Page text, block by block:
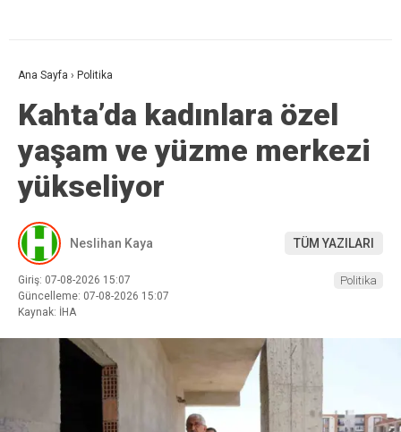
Ana Sayfa › Politika
Kahta’da kadınlara özel
yaşam ve yüzme merkezi
yükseliyor
Neslihan Kaya TÜM YAZILARI
Giriş: 07-08-2026 15:07
Güncelleme: 07-08-2026 15:07
Kaynak: İHA
Politika